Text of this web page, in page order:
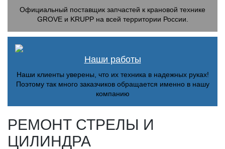
Официальный поставщик запчастей к крановой технике
GROVE и KRUPP на всей территории России.
Наши работы
Наши клиенты уверены, что их техника в надежных руках!
Поэтому так много заказчиков обращается именно в нашу
компанию
РЕМОНТ СТРЕЛЫ И
ЦИЛИНДРА